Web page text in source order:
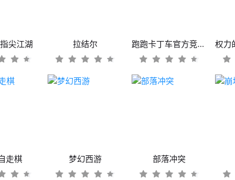
尖江湖 拉结尔 跑跑卡丁车官方竞速版
走棋 梦幻西游 部落冲突